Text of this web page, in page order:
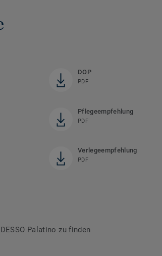
DOP
PDF
Pflegeempfehlung
PDF
Verlegeempfehlung
PDF
Palatino zu finden